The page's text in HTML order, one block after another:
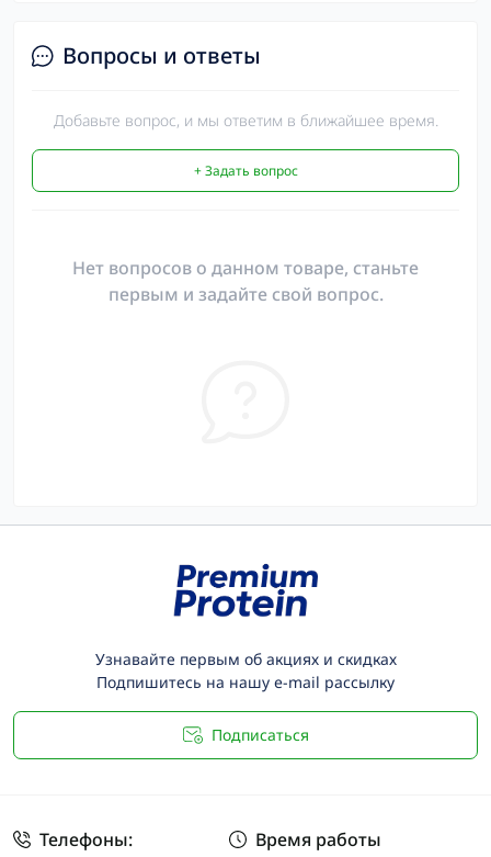
Вопросы и ответы
Добавьте вопрос, и мы ответим в ближайшее время.
+ Задать вопрос
Нет вопросов о данном товаре, станьте
первым и задайте свой вопрос.
Узнавайте первым об акциях и скидках
Подпишитесь на нашу e-mail рассылку
Подписаться
Телефоны: Время работы